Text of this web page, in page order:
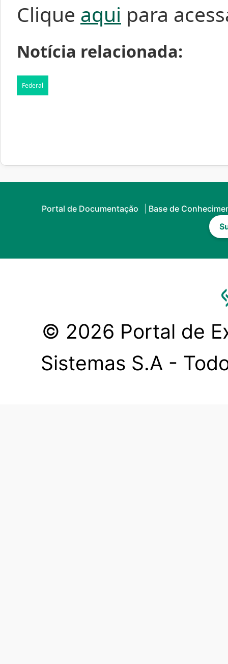
Clique aqui para
Notícia relacionada:
Federal
Portal de Documentação
Base de
© 2026 Portal de
Sistemas S.A -